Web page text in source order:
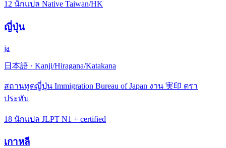
12 นักแปล Native Taiwan/HK
ญี่ปุ่น
ja
日本語 · Kanji/Hiragana/Katakana
สถานทูตญี่ปุ่น Immigration Bureau of Japan งาน 実印 ตรา
ประทับ
18 นักแปล JLPT N1 + certified
เกาหลี